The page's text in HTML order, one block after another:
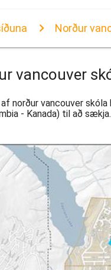
Norður
vancouver
norður vancouver
- Kanada) til að sækja.